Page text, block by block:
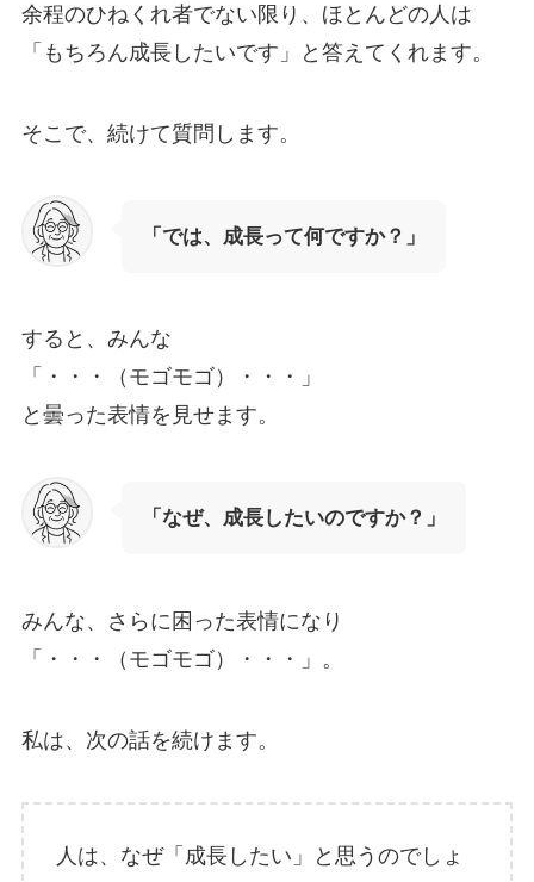
余程のひねくれ者でない限り、ほとんどの人は
「もちろん成長したいです」と答えてくれます。
そこで、続けて質問します。
「では、成長って何ですか？」
すると、みんな
「・・・（モゴモゴ）・・・」
と曇った表情を見せます。
「なぜ、成長したいのですか？」
みんな、さらに困った表情になり
「・・・（モゴモゴ）・・・」。
私は、次の話を続けます。
人は、なぜ「成長したい」と思うのでしょ